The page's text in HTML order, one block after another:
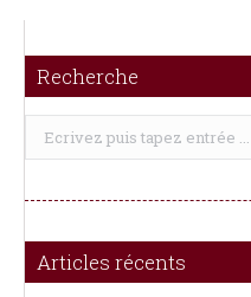
Recherche
Recherche
Articles récents